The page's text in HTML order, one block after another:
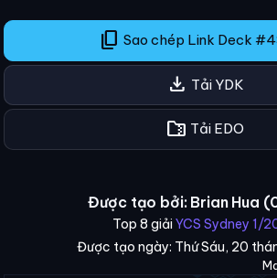
content_copy Sao chép Link Deck
download Tải YDK
folder_zip Tải EDO
Được tạo bởi: Brian Hua
Top 8 giải YCS Sydney 1/
Được tạo ngày: Thứ Sáu, 20